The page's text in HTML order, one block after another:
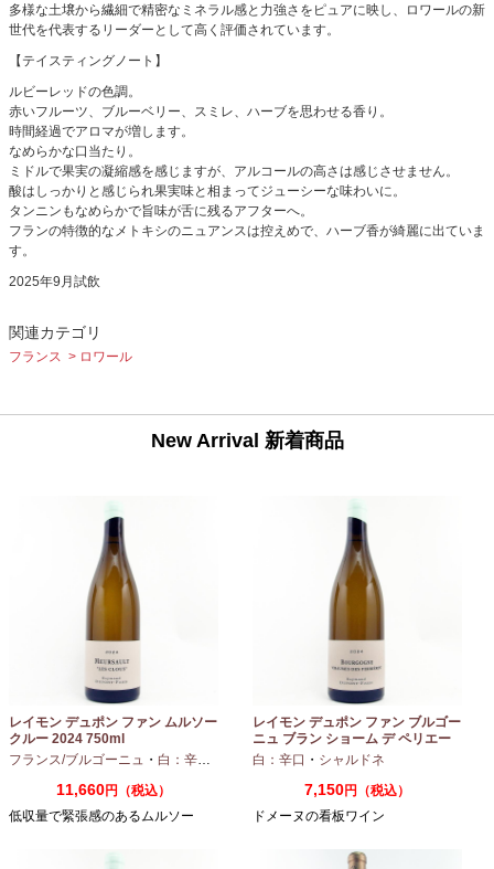
多様な土壌から繊細で精密なミネラル感と力強さをピュアに映し、ロワールの新
世代を代表するリーダーとして高く評価されています。
【テイスティングノート】
ルビーレッドの色調。
赤いフルーツ、ブルーベリー、スミレ、ハーブを思わせる香り。
時間経過でアロマが増します。
なめらかな口当たり。
ミドルで果実の凝縮感を感じますが、アルコールの高さは感じさせません。
酸はしっかりと感じられ果実味と相まってジューシーな味わいに。
タンニンもなめらかで旨味が舌に残るアフターへ。
フランの特徴的なメトキシのニュアンスは控えめで、ハーブ香が綺麗に出ていま
す。
2025年9月試飲
関連カテゴリ
フランス ロワール
New Arrival 新着商品
レイモン デュポン ファン ムルソー
クルー 2024 750ml
フランス/ブルゴーニュ ・ 白：辛口 シャルドネ
11,660円（税込）
低収量で緊張感のあるムルソー
レイモン デュポン ファン ブルゴー
ニュ ブラン ショーム デ ペリエー
ル 2024 750ml
白：辛口 ・ シャルドネ
7,150円（税込）
ドメーヌの看板ワイン